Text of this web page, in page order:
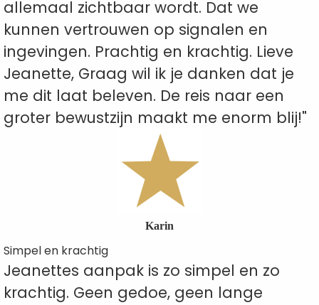
allemaal zichtbaar wordt. Dat we
kunnen vertrouwen op signalen en
ingevingen. Prachtig en krachtig. Lieve
Jeanette, Graag wil ik je danken dat je
me dit laat beleven. De reis naar een
groter bewustzijn maakt me enorm blij!"
Karin
Simpel en krachtig
Jeanettes aanpak is zo simpel en zo
krachtig. Geen gedoe, geen lange